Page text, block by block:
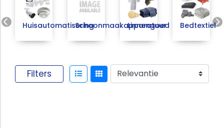
Previous
HuisautomatiseringSchoonmaakapparatuur
Linnengoed Bedtextiel
Filters